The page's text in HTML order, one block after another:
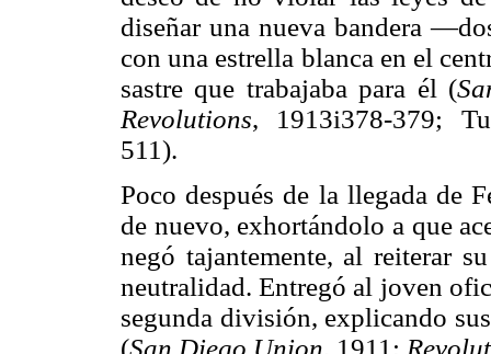
diseñar una nueva bandera
con una estrella blanca en el
sastre que trabajaba para él (
Revolutions, 1913i378-379;
511).
Poco después de la llegada de
de nuevo, exhortándolo a que
negó tajantemente, al reiterar
neutralidad. Entregó al joven
segunda división, explicando
(San Diego Union, 1911;